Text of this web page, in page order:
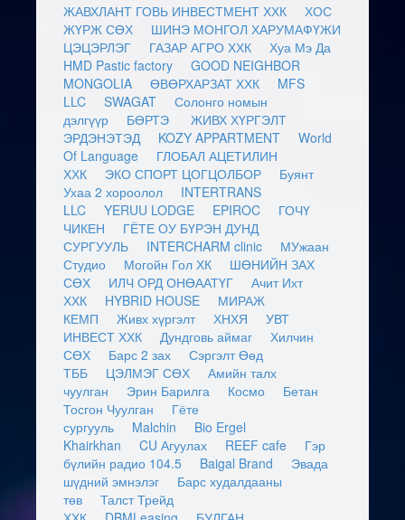
ЖАВХЛАНТ ГОВЬ ИНВЕСТМЕНТ ХХК
ХОС
ЖҮРЖ СӨХ
ШИНЭ МОНГОЛ ХАРУМАФҮЖИ
ЦЭЦЭРЛЭГ
ГАЗАР АГРО ХХК
Хуа Мэ Да
HMD Pastic factory
GOOD NEIGHBOR
MONGOLIA
ӨВӨРХАРЗАТ ХХК
MFS
LLC
SWAGAT
Солонго номын
дэлгүүр
БӨРТЭ
ЖИВХ ХҮРГЭЛТ
ЭРДЭНЭТЭД
KOZY APPARTMENT
World
Of Language
ГЛОБАЛ АЦЕТИЛИН
ХХК
ЭКО СПОРТ ЦОГЦОЛБОР
Буянт
Ухаа 2 хороолол
INTERTRANS
LLC
YERUU LODGE EPIROC
ГОЧҮ
ЧИКЕН
ГЁТЕ ОУ БҮРЭН ДУНД
СУРГУУЛЬ
INTERCHARM clinic
МУжаан
Студио
Могойн Гол ХК
ШӨНИЙН ЗАХ
СӨХ
ИЛЧ ОРД ОНӨААТҮГ
Ачит Ихт
ХХК
HYBRID HOUSE
МИРАЖ
КЕМП
Живх хүргэлт ХНХЯ
УВТ
ИНВЕСТ ХХК
Дундговь аймаг
Хилчин
СӨХ
Барс 2 зах
Сэргэлт Өөд
ТББ
ЦЭЛМЭГ СӨХ
Амийн талх
чуулган
Эрин Барилга Космо
Бетан
Тосгон Чуулган
Гёте
сургууль
Malchin
Bio Ergel
Khairkhan
CU Агуулах REEF cafe
Гэр
бүлийн радио 104.5
Baigal Brand
Эвада
шүдний эмнэлэг
Барс худалдааны
төв
Талст Трейд